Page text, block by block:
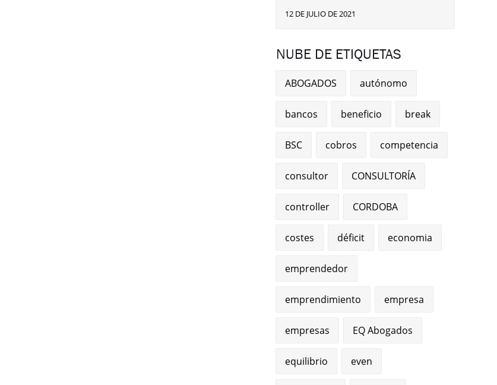
12 DE JULIO DE 2021
NUBE DE ETIQUETAS
ABOGADOS autónomo
bancos beneficio break
BSC cobros competencia
consultor CONSULTORÍA
controller CORDOBA
costes déficit economia
emprendedor
emprendimiento empresa
empresas EQ Abogados
equilibrio even